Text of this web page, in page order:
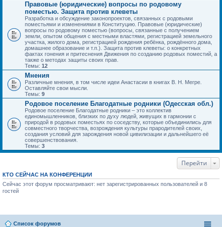
Правовые (юридические) вопросы по родовому
поместью. Защита против клеветы
Разработка и обсуждение законопроектов, связанных с родовыми
поместьями и изменениями в Конституцию. Правовые (юридические)
вопросы по родовому поместью (вопросы, связанные с получением
земли, опытом общения с местными властями, регистрацией земельного
участка, жилого дома, регистрацией рождения ребёнка, рождённого дома,
домашнее образование и т.п.). Защита против клеветы: о конкретных
фактах гонения и притеснения Движения по созданию родовых поместий, а
также о методах защиты своих прав.
Темы: 12
Мнения
Различные мнения, в том числе идеи Анастасии в книгах В. Н. Мегре.
Оставляйте свои мысли.
Темы: 9
Родовое поселение Благодатные родники (Одесская обл.)
Родовое поселение Благодатные родники – это коллектив
единомышленников, близких по духу людей, живущих в гармонии с
природой в родовых поместьях по соседству, которые объединились для
совместного творчества, возрождения культуры прародителей своих,
создания условий для зарождения новой цивилизации и дальнейшего её
совершенствования.
Темы: 3
Перейти
КТО СЕЙЧАС НА КОНФЕРЕНЦИИ
Сейчас этот форум просматривают: нет зарегистрированных пользователей и 8
гостей
Список форумов